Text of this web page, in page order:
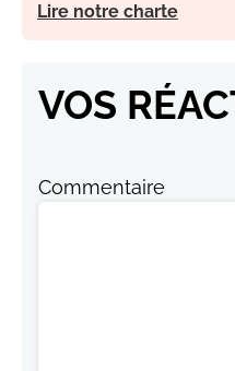
Lire notre charte
VOS
Commentaire